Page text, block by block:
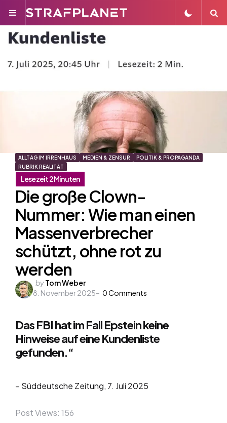
Menu
ALLTAG IM IRRENHAUS MEDIEN & ZENSUR
POLITIK & PROPAGANDA
RUBRIK REALITÄT
Die große Clown-
Nummer: Wie man einen
Massenverbrecher
schützt, ohne rot zu
werden
Posted
by
byTom Weber
8. November 2025
0Comments
Das FBI hat im Fall Epstein keine
Hinweise auf eine Kundenliste
gefunden.“
– Süddeutsche Zeitung, 7. Juli 2025
Post Views: 156